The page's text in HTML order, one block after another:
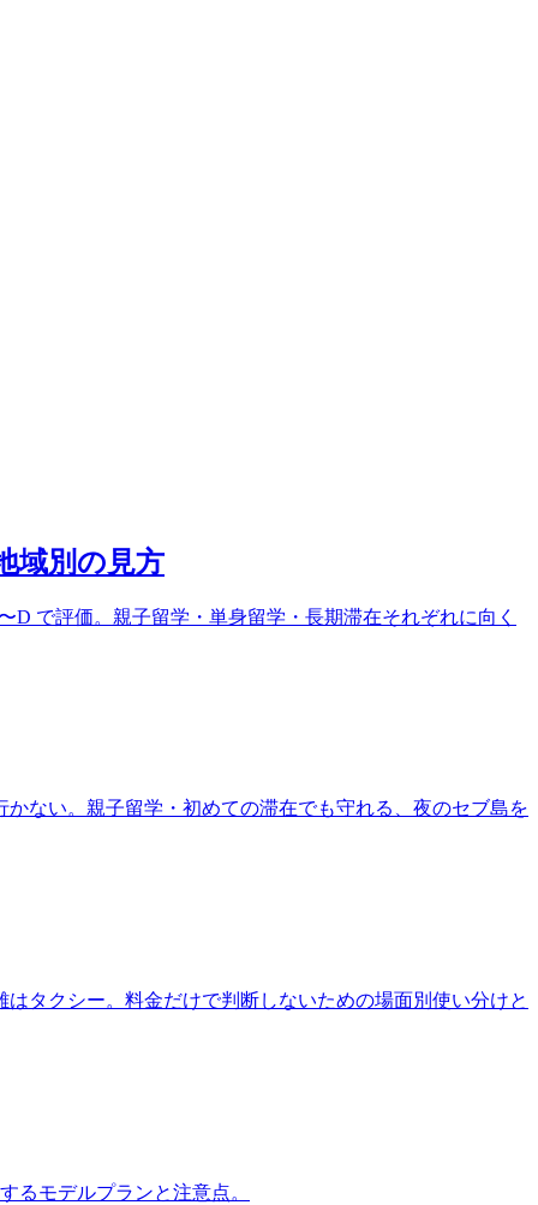
域別の見方
で評価。親子留学・単身留学・長期滞在それぞれに向く
ない。親子留学・初めての滞在でも守れる、夜のセブ島を
タクシー。料金だけで判断しないための場面別使い分けと
るモデルプランと注意点。